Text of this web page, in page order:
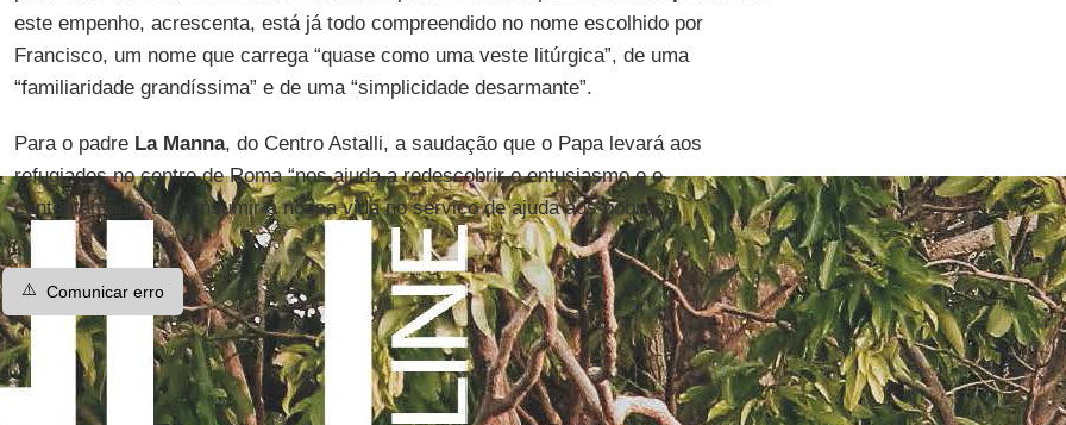
este empenho, acrescenta, está já todo compreendido no nome escolhido por
Francisco, um nome que carrega “quase como uma veste litúrgica”, de uma
“familiaridade grandíssima” e de uma “simplicidade desarmante”.
Para o padre La Manna, do Centro Astalli, a saudação que o Papa levará aos
refugiados no centro de Roma “nos ajuda a redescobrir o entusiasmo e o
contentamento de consumir a nossa vida no serviço de ajuda aos pobres”.
⚠️ Comunicar erro